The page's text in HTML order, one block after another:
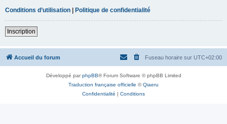
Conditions d’utilisation | Politique de confidentialité
Inscription
Accueil du forum Fuseau horaire sur UTC+02:00
Développé parphpBB® Forum Software © phpBB Limited
Traduction française officielle ©Qiaeru
Confidentialité | Conditions